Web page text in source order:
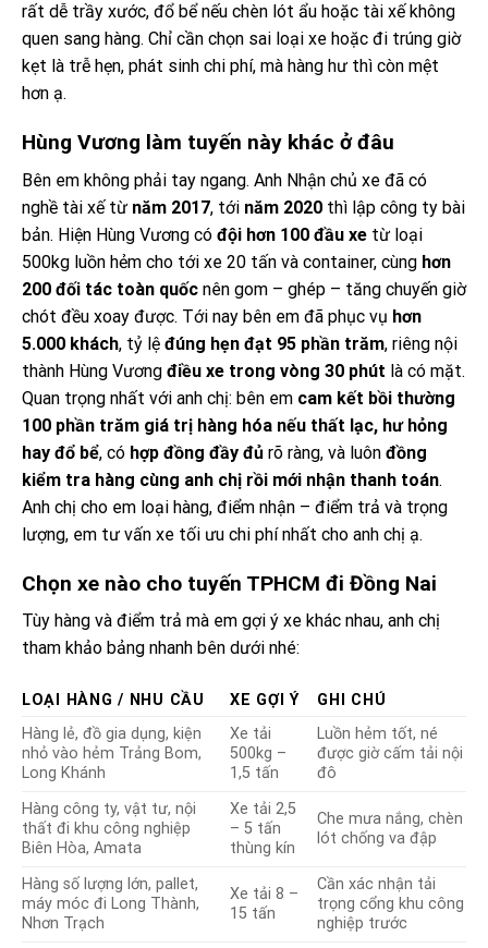
rất dễ trầy xước, đổ bể nếu chèn lót ẩu hoặc tài xế không
quen sang hàng. Chỉ cần chọn sai loại xe hoặc đi trúng giờ
kẹt là trễ hẹn, phát sinh chi phí, mà hàng hư thì còn mệt
hơn ạ.
Hùng Vương làm tuyến này khác ở đâu
Bên em không phải tay ngang. Anh Nhận chủ xe đã có
nghề tài xế từ năm 2017, tới năm 2020 thì lập công ty bài
bản. Hiện Hùng Vương có đội hơn 100 đầu xe từ loại
500kg luồn hẻm cho tới xe 20 tấn và container, cùng hơn
200 đối tác toàn quốc nên gom – ghép – tăng chuyến giờ
chót đều xoay được. Tới nay bên em đã phục vụ hơn
5.000 khách, tỷ lệ đúng hẹn đạt 95 phần trăm, riêng nội
thành Hùng Vương điều xe trong vòng 30 phút là có mặt.
Quan trọng nhất với anh chị: bên em cam kết bồi thường
100 phần trăm giá trị hàng hóa nếu thất lạc, hư hỏng
hay đổ bể, có hợp đồng đầy đủ rõ ràng, và luôn đồng
kiểm tra hàng cùng anh chị rồi mới nhận thanh toán.
Anh chị cho em loại hàng, điểm nhận – điểm trả và trọng
lượng, em tư vấn xe tối ưu chi phí nhất cho anh chị ạ.
Chọn xe nào cho tuyến TPHCM đi Đồng Nai
Tùy hàng và điểm trả mà em gợi ý xe khác nhau, anh chị
tham khảo bảng nhanh bên dưới nhé:
LOẠI HÀNG / NHU CẦU XE GỢI Ý
GHI CHÚ
Hàng lẻ, đồ gia dụng, kiện
nhỏ vào hẻm Trảng Bom,
Long Khánh
Xe tải
500kg –
1,5 tấn
Luồn hẻm tốt, né
được giờ cấm tải nội
đô
Hàng công ty, vật tư, nội
thất đi khu công nghiệp
Biên Hòa, Amata
Xe tải 2,5
– 5 tấn
thùng kín
Che mưa nắng, chèn
lót chống va đập
Hàng số lượng lớn, pallet,
máy móc đi Long Thành,
Nhơn Trạch
Xe tải 8 –
15 tấn
Cần xác nhận tải
trọng cổng khu công
nghiệp trước